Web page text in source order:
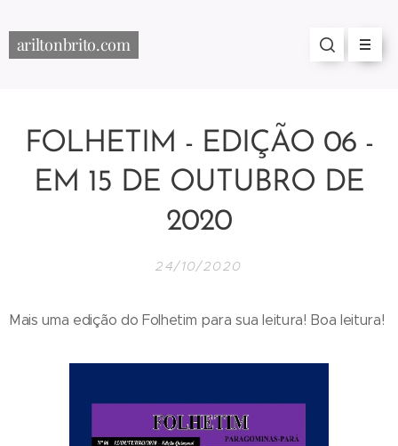
ariltonbrito.com
FOLHETIM - EDIÇÃO 06 -
EM 15 DE OUTUBRO DE
2020
24/10/2020
Mais uma edição do Folhetim para sua leitura! Boa leitura!